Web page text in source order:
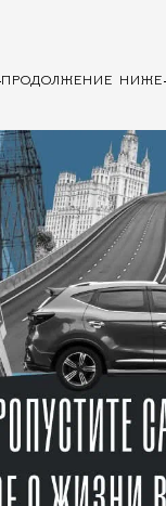
ПРОДОЛЖЕНИЕ НИЖЕ